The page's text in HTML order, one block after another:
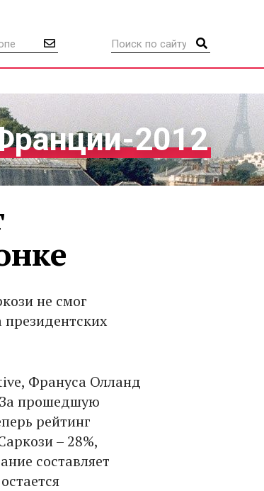
2012
не смог
президентских
Франуса Олланд
За прошедшую
рейтинг
– 28%,
составляет